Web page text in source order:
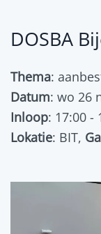
DOSBA
Thema:
Datum: wo 26
Inloop: 17:00 -
Lokatie: BIT,